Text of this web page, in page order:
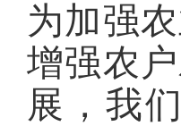
为加强
增强农
展，我